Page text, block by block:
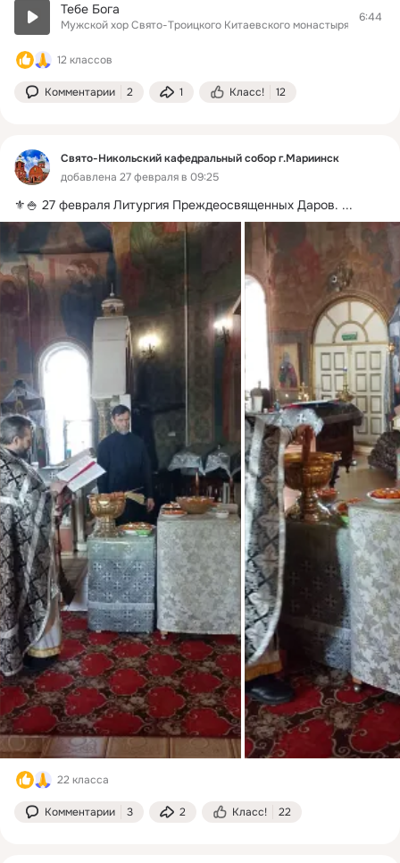
Тебе Бога
Мужской хор Свято-Троицкого Китаевского монастыря
6:44
12 классов
Комментарии 2 1 Класс! 12
Свято-Никольский кафедральный собор г.Мариинск
добавлена 27 февраля в 09:25
⚜️🍚 27 февраля Литургия Преждеосвященных Даров. ...
22 класса
Комментарии 3 2 Класс! 22